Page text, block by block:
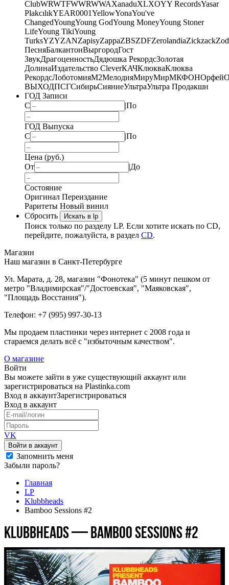
ClubWRWTFWWRWWAXanaduXLXOYY RecordsYasar
PlakcılıkYEAR0001YellowYonaYou've
ChangedYoungYoung GodYoung MoneyYoung Stoner
LifeYoung TikiYoung
TurksYZYZANZapisyZappaZBSZDFZerolandiaZickzack
ПесняБалкантонВыргородГост
ЗвукДрагоценностьДядюшка РекордсЗолотая
ДолинаИздательство CleverКАЧКлюкваКлюква
РекордсЛоботомияМ2МелодияМируМирМКФОНОрфей
ВЫХОДПСГСибирьСияниеУльтраУльтра Продакшн
ГОД Записи
С
|По
ГОД Выпуска
С
|По
Цена (руб.)
От
|До
Состояние
Оригинал Переиздание
Раритеты Новый винил
Сбросить
Искать в lp
Поиск только по разделу LP. Если хотите искать по CD,
перейдите, пожалуйста, в раздел CD.
Магазин
Наш магазин в Санкт-Петербурге
Ул. Марата, д. 28, магазин "Фонотека" (5 минут пешком от
метро "Владимирская"/"Достоевская", "Маяковская",
"Площадь Восстания").
Телефон: +7 (995) 997-30-13
Мы продаем пластинки через интернет c 2008 года и
стараемся делать всё с "избыточным качеством".
О магазине
Войти
Вы можете зайти в уже существующий аккаунт или
зарегистрироваться на Plastinka.com
Вход в аккаунтЗарегистрироваться
Вход в аккаунт
VK
Войти в аккаунт
Запомнить меня
Забыли пароль?
Главная
LP
Klubbheads
Bamboo Sessions #2
Klubbheads — Bamboo Sessions #2